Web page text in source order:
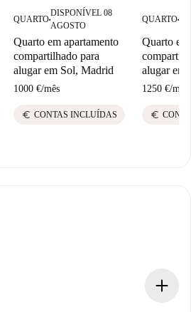
QUARTO■
DISPONÍVEL 08
AGOSTO
Quarto em apartamento
compartilhado para
alugar em Sol, Madrid
1000 €/mês
euro CONTAS INCLUÍDAS
QUARTO■
Quarto
alugar em
1250 €/mês
euro